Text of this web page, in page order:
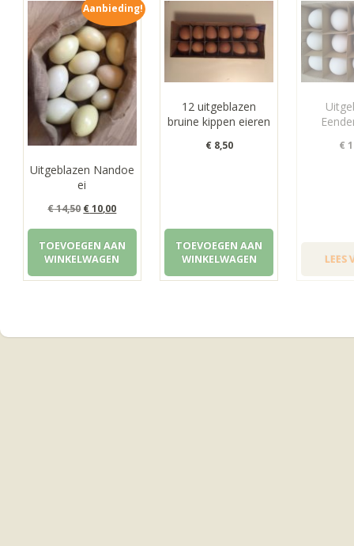
Aanbieding!
Uitgeblazen Nandoe
ei
€14,50 Oorspronkelijke
prijs
was:
€ 14,50.
€10,00Huidige
prijs
is:
€ 10,00.
TOEVOEGEN AAN
WINKELWAGEN
12 uitgeblazen
bruine kippen eieren
€8,50
TOEVOEGEN AAN
WINKELWAGEN
€
LEES